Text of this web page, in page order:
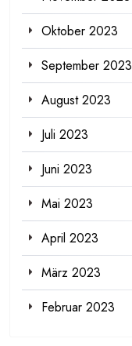
Oktober 2023
September 2023
August 2023
Juli 2023
Juni 2023
Mai 2023
April 2023
März 2023
Februar 2023